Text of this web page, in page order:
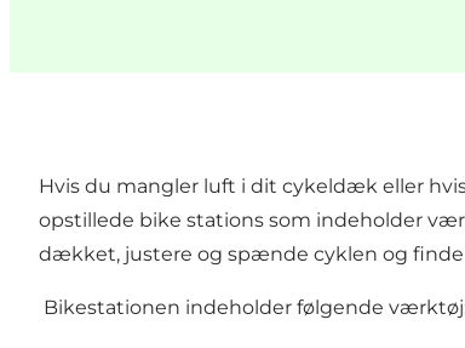
Hvis du mangler luft i dit cykeldæk eller
opstillede bike stations som indeholder
dækket, justere og spænde cyklen og
Bikestationen indeholder følgende